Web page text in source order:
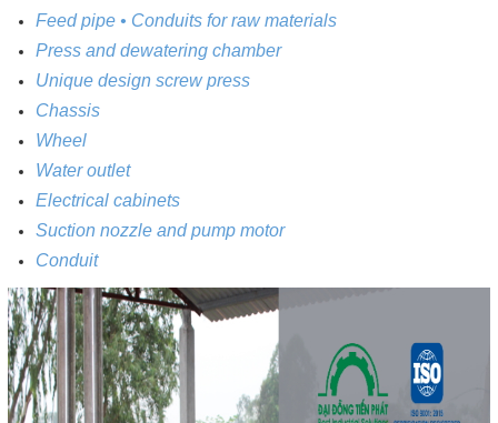
Feed pipe • Conduits for raw materials
Press and dewatering chamber
Unique design screw press
Chassis
Wheel
Water outlet
Electrical cabinets
Suction nozzle and pump motor
Conduit